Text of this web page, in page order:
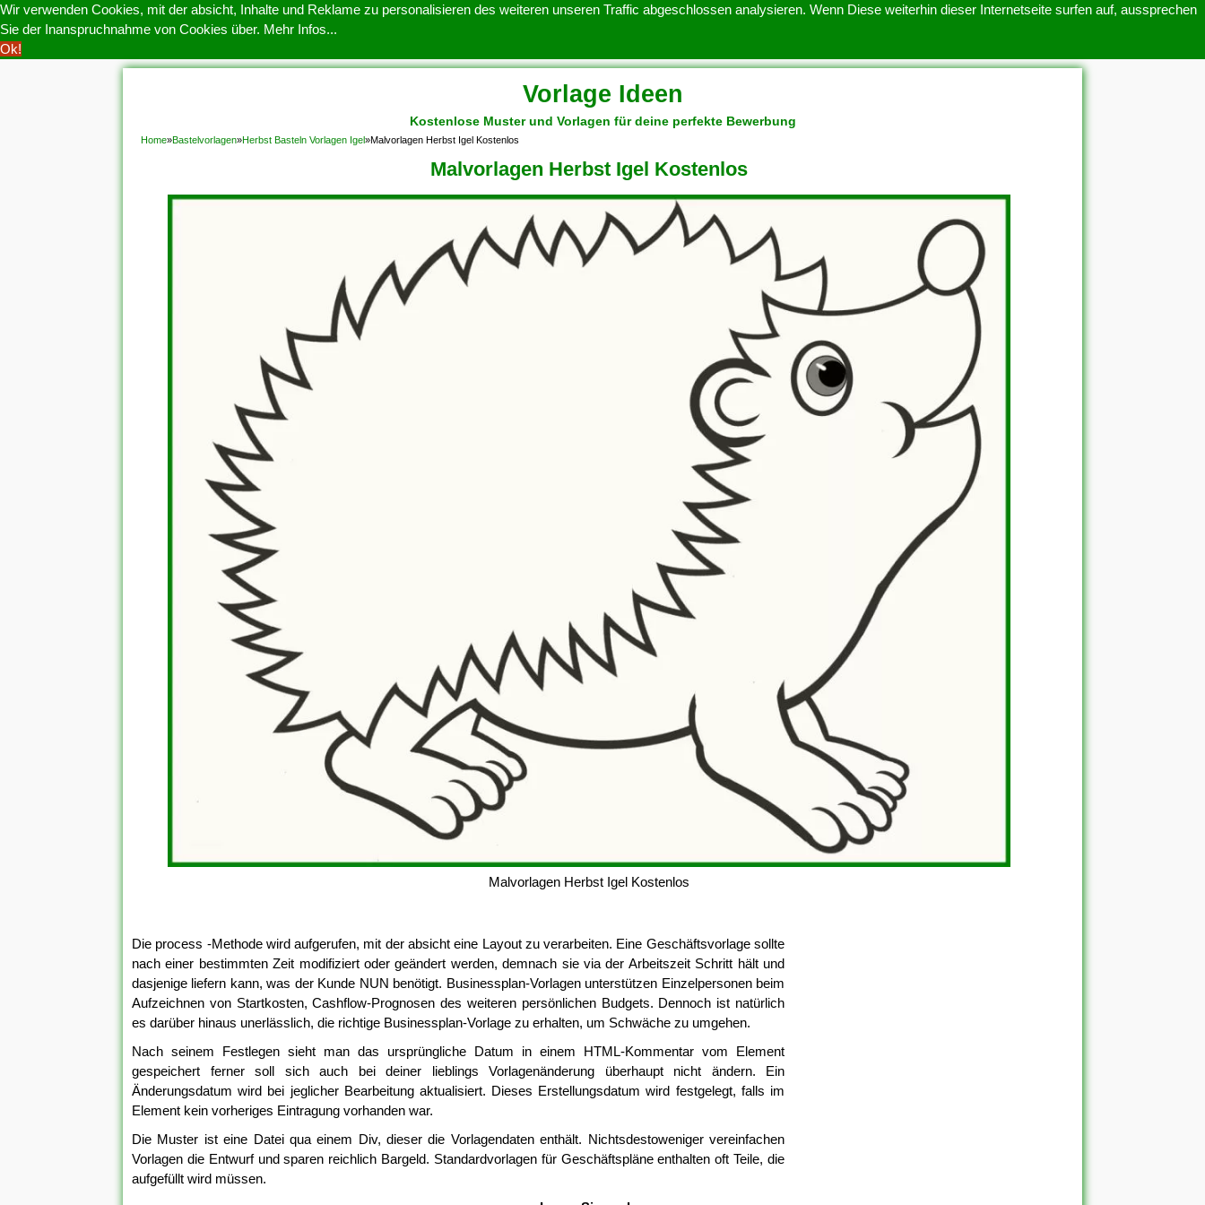
Wir verwenden Cookies, mit der absicht, Inhalte und Reklame zu personalisieren des weiteren unseren Traffic abgeschlossen analysieren. Wenn Diese weiterhin dieser Internetseite surfen auf, aussprechen
Sie der Inanspruchnahme von Cookies über. Mehr Infos...
Ok!
Vorlage Ideen
DATENSCHUTZERKLARUNG KONTAKT NUTZUNGSBEDINGUNGEN
Kostenlose Muster und Vorlagen für deine perfekte Bewerbung
Home»Bastelvorlagen»Herbst Basteln Vorlagen Igel»Malvorlagen Herbst Igel Kostenlos
Malvorlagen Herbst Igel Kostenlos
Malvorlagen Herbst Igel Kostenlos
Die process -Methode wird aufgerufen, mit der absicht eine Layout zu verarbeiten. Eine Geschäftsvorlage sollte
nach einer bestimmten Zeit modifiziert oder geändert werden, demnach sie via der Arbeitszeit Schritt hält und
dasjenige liefern kann, was der Kunde NUN benötigt. Businessplan-Vorlagen unterstützen Einzelpersonen beim
Aufzeichnen von Startkosten, Cashflow-Prognosen des weiteren persönlichen Budgets. Dennoch ist natürlich
es darüber hinaus unerlässlich, die richtige Businessplan-Vorlage zu erhalten, um Schwäche zu umgehen.
Nach seinem Festlegen sieht man das ursprüngliche Datum in einem HTML-Kommentar vom Element
gespeichert ferner soll sich auch bei deiner lieblings Vorlagenänderung überhaupt nicht ändern. Ein
Änderungsdatum wird bei jeglicher Bearbeitung aktualisiert. Dieses Erstellungsdatum wird festgelegt, falls im
Element kein vorheriges Eintragung vorhanden war.
Die Muster ist eine Datei qua einem Div, dieser die Vorlagendaten enthält. Nichtsdestoweniger vereinfachen
Vorlagen die Entwurf und sparen reichlich Bargeld. Standardvorlagen für Geschäftspläne enthalten oft Teile, die
aufgefüllt wird müssen.